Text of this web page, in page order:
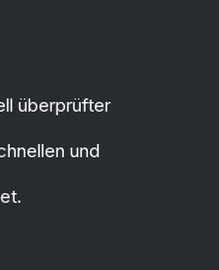
überprüfter
und